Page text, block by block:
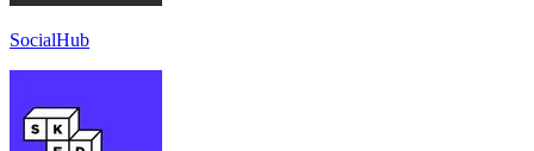
SocialHub